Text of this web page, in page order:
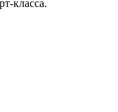
класса.